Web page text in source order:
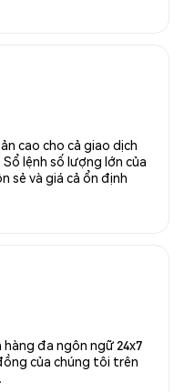
cao cho cả giao dịch
lệnh số lượng lớn của
sẻ và giá cả ổn định
đa ngôn ngữ 24x7
của chúng tôi trên